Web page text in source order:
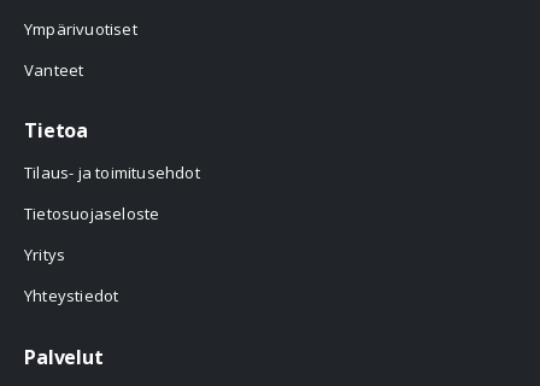
Ympärivuotiset
Vanteet
Tietoa
Tilaus- ja toimitusehdot
Tietosuojaseloste
Yritys
Yhteystiedot
Palvelut